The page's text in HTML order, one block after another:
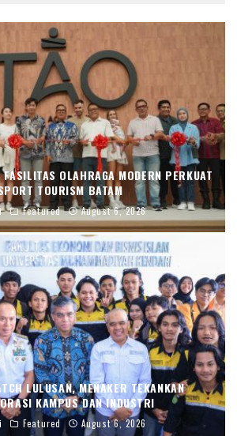
FASILITAS OLAHRAGA MODERN PERKUAT
TOURISM BATAM
Featured August 6, 2026
LULUSAN, MENAKER TEKANKAN
KAMPUS DAN INDUSTRI
Featured August 6, 2026